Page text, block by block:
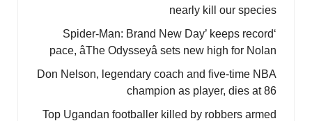
nearly kill our species
‘Spider-Man: Brand New Day’ keeps record
pace, âThe Odysseyâ sets new high for Nolan
Don Nelson, legendary coach and five-time NBA
champion as player, dies at 86
Top Ugandan footballer killed by robbers armed